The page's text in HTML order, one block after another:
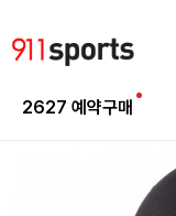
2627 예약구매